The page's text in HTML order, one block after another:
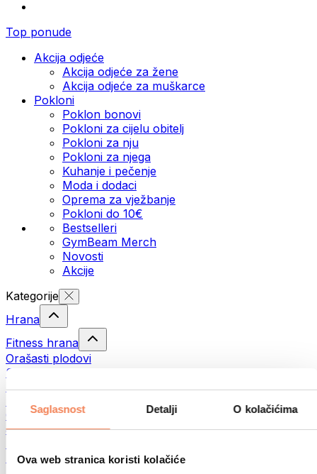
Saglasnost Detalji O kolačićima
Ova web stranica koristi kolačiće
Top ponude
Akcija odjeće
Akcija odjeće za žene
Akcija odjeće za muškarce
Pokloni
Poklon bonovi
Pokloni za cijelu obitelj
Pokloni za nju
Pokloni za njega
Kuhanje i pečenje
Moda i dodaci
Oprema za vježbanje
Pokloni do 10€
Bestselleri
GymBeam Merch
Novosti
Akcije
Kategorije
Hrana
Fitness hrana
Orašasti plodovi
Sjemenke
Namazi i paste
Gotovi obroci
Jaja
Meso